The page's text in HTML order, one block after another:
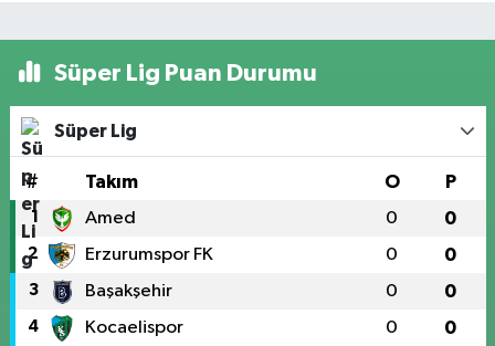
Süper Lig Puan Durumu
Süper Lig
# Takım O P
1 Amed 0 0
2 Erzurumspor FK 0 0
3 Başakşehir 0 0
4 Kocaelispor 0 0